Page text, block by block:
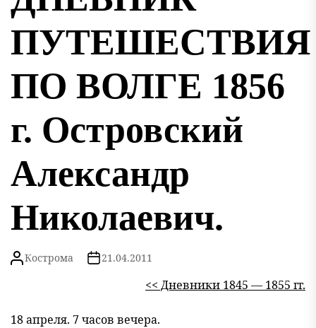
ПУТЕШЕСТВИЯ
ПО ВОЛГЕ 1856
г. Островский
Александр
Николаевич.
Кострома 21.04.2011
<< Дневники 1845 — 1855 гг.
18 апреля. 7 часов вечера.